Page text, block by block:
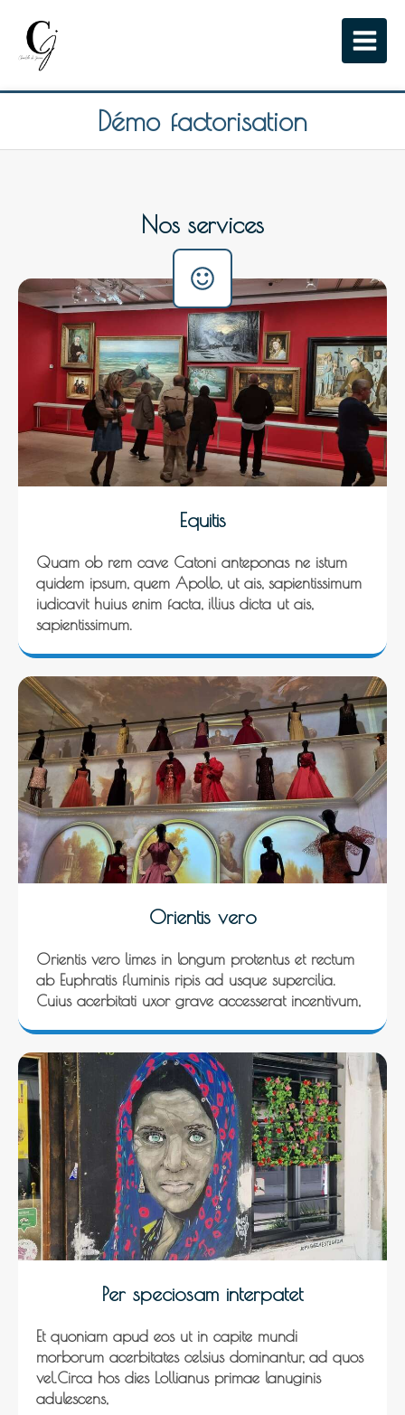
Démo factorisation
Nos services
Equitis
Quam ob rem cave Catoni anteponas ne istum
quidem ipsum, quem Apollo, ut ais, sapientissimum
iudicavit huius enim facta, illius dicta ut ais,
sapientissimum.
Orientis vero
Orientis vero limes in longum protentus et rectum
ab Euphratis fluminis ripis ad usque supercilia.
Cuius acerbitati uxor grave accesserat incentivum,
Per speciosam interpatet
Et quoniam apud eos ut in capite mundi
morborum acerbitates celsius dominantur, ad quos
vel.Circa hos dies Lollianus primae lanuginis
adulescens,